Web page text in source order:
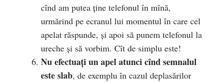
cînd am putea ține telefonul în mînă,
urmărind pe ecranul lui momentul în care cel
apelat răspunde, și apoi să punem telefonul la
ureche și să vorbim. Cît de simplu este!
Nu efectuaţi un apel atunci cînd semnalul
este slab, de exemplu în cazul deplasărilor